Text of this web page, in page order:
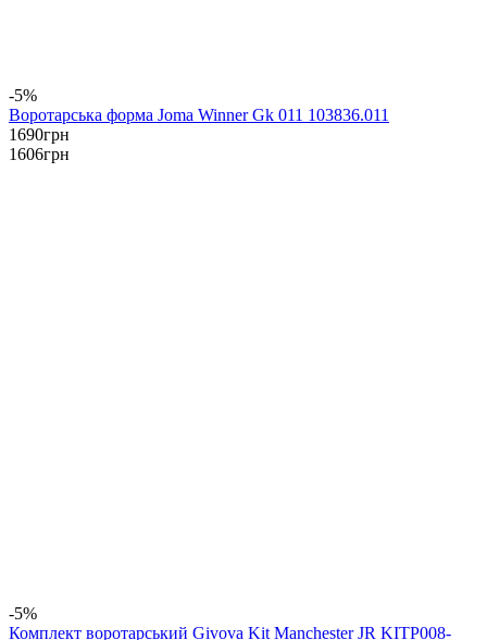
-5%
Воротарська форма Joma Winner Gk 011 103836.011
1690грн
1606грн
-5%
Комплект воротарський Givova Kit Manchester JR KITP008-